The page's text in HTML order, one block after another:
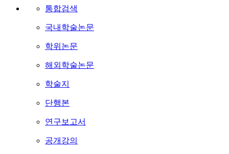
통합검색
국내학술논문
학위논문
해외학술논문
학술지
단행본
연구보고서
공개강의